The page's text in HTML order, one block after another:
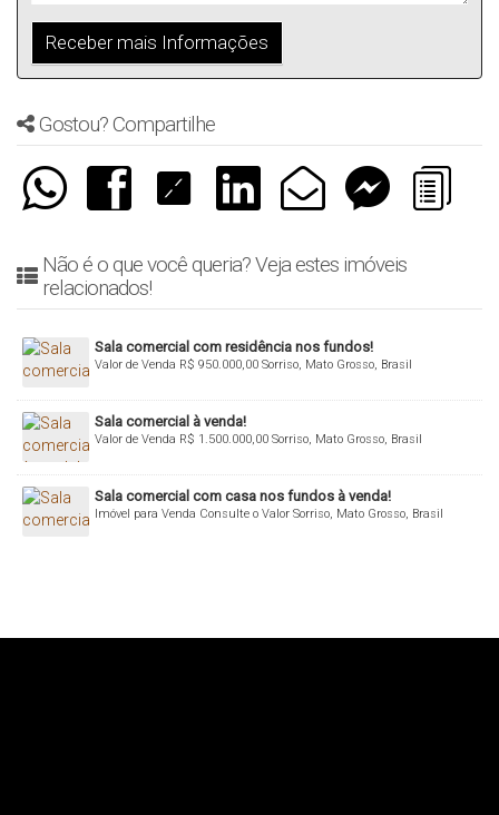
Gostou? Compartilhe
Não é o que você queria? Veja estes imóveis
relacionados!
Sala comercial com residência nos fundos!
R$ 950.000,00
Valor de Venda Sorriso, Mato Grosso, Brasil
Sala comercial à venda!
R$ 1.500.000,00
Valor de Venda Sorriso, Mato Grosso, Brasil
Sala comercial com casa nos fundos à venda!
Consulte o Valor
Imóvel para Venda Sorriso, Mato Grosso, Brasil